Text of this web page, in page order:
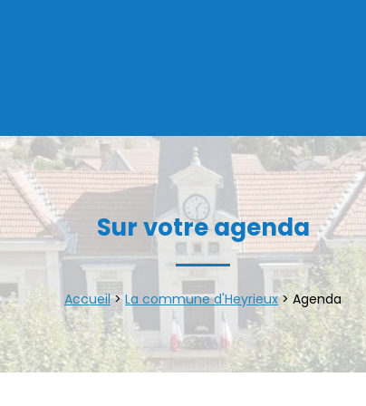
Sur votre agenda
Accueil>La commune d'Heyrieux>Agenda